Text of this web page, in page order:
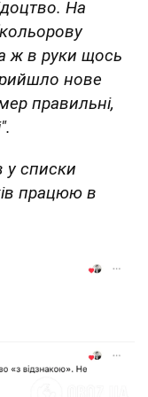
На
ж в руки щось
нове
правильні,
у списки
працюю в